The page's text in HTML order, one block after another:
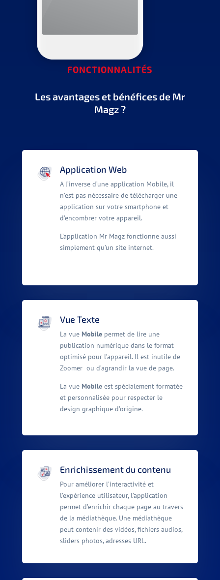
FONCTIONNALITÉS
Les avantages et bénéfices de Mr
Magz ?
Application Web
A l’inverse d’une application Mobile, il
n’est pas nécessaire de télécharger une
application sur votre smartphone et
d’encombrer votre appareil.
L’application Mr Magz fonctionne aussi
simplement qu’un site internet.
Vue Texte
La vue Mobilepermet de lire une
publication numérique dans le format
optimisé pour l’appareil. Il est inutile de
Zoomer ou d’agrandir la vue de page.
La vue Mobileest spécialement formatée
et personnalisée pour respecter le
design graphique d’origine.
Enrichissement du contenu
Pour améliorer l’interactivité et
l’expérience utilisateur, l’application
permet d’enrichir chaque page au travers
de la médiathèque. Une médiathèque
peut contenir des vidéos, fichiers audios,
sliders photos, adresses URL.